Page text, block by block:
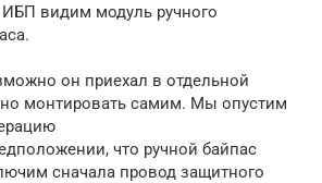
видим модуль ручного
он приехал в отдельной
монтировать самим. Мы опустим
что ручной байпас
сначала провод защитного